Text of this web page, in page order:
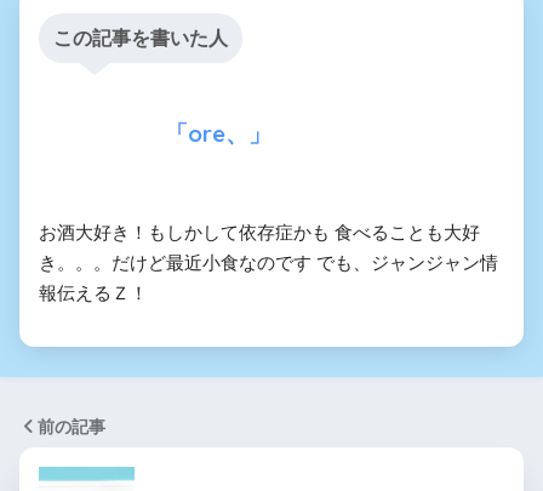
この記事を書いた人
「ore、」
お酒大好き！もしかして依存症かも 食べることも大好
き。。。だけど最近小食なのです でも、ジャンジャン情
報伝えるＺ！
前の記事